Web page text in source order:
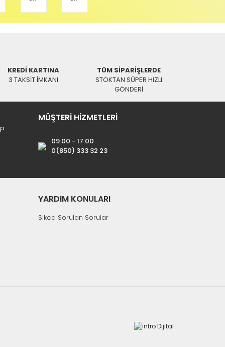
TL
KREDİ KARTINA
3 TAKSİT İMKANI
TÜM SİPARİŞLERDE
STOKTAN SÜPER HIZLI
GÖNDERİ
MÜŞTERİ HİZMETLERİ
09:00 - 17:00
0(850) 333 32 23
YARDIM KONULARI
Sıkça Sorulan Sorular